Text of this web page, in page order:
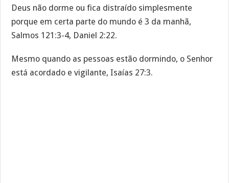
Deus não dorme ou fica distraído simplesmente
porque em certa parte do mundo é 3 da manhã,
Salmos 121:3-4, Daniel 2:22.
Mesmo quando as pessoas estão dormindo, o Senhor
está acordado e vigilante, Isaías 27:3.